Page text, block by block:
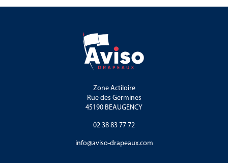
Zone Actiloire
Rue des Germines
45190 BEAUGENCY
02 38 83 77 72
info@aviso-drapeaux.com